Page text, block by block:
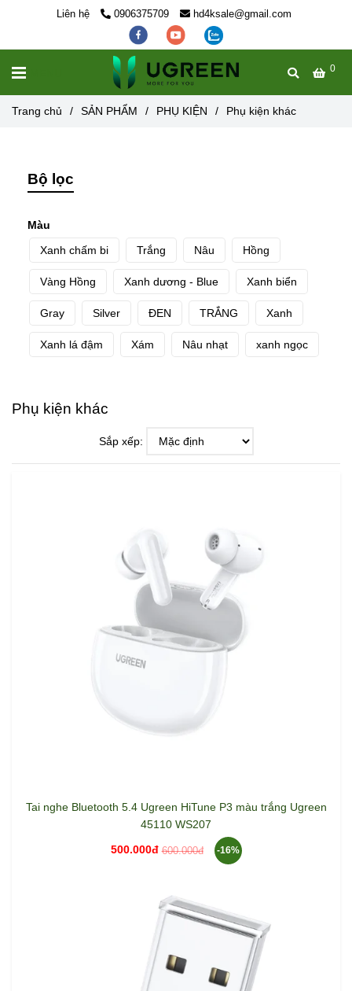
Liên hệ 0906375709 hd4ksale@gmail.com
0
Trang chủ / SẢN PHẨM / PHỤ KIỆN / Phụ kiện khác
Bộ lọc
Màu
Xanh chấm bi
Trắng Nâu Hồng
Vàng Hồng Xanh dương - Blue Xanh biển
Gray Silver ĐEN TRẮNG Xanh
Xanh lá đậm Xám Nâu nhạt xanh ngọc
Phụ kiện khác
Sắp xếp:
Tai nghe Bluetooth 5.4 Ugreen HiTune P3 màu trắng Ugreen
45110 WS207
500.000đ 600.000đ -16%